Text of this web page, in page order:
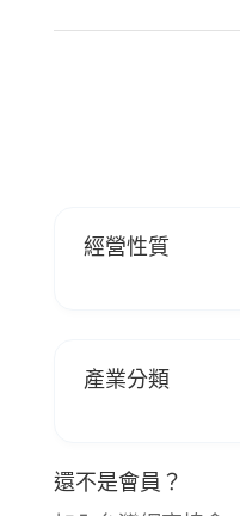
經營性質
產業分類
還不是會員？